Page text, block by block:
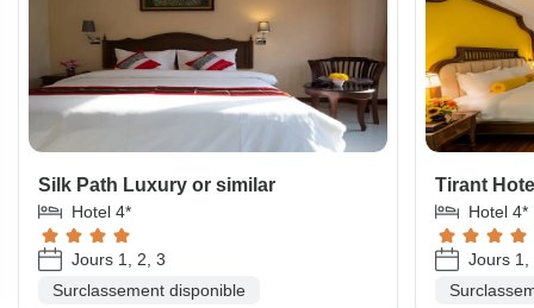
Silk Path Luxury or similar
Hotel 4*
Jours 1, 2, 3
Surclassement disponible
Tirant
Hotel 4*
Jours 1,